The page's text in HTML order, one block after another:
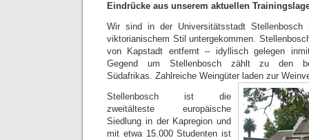
Eindrücke aus unserem aktuellen
Wir sind in der Universitätsstadt
viktorianischem Stil untergekommen.
von Kapstadt entfernt – idyllisch gelegen
Gegend um Stellenbosch zählt zu den
Südafrikas. Zahlreiche Weingüter laden zur
Stellenbosch ist die
zweitälteste europäische
Siedlung in der Kapregion und
mit etwa 15.000 Studenten ist